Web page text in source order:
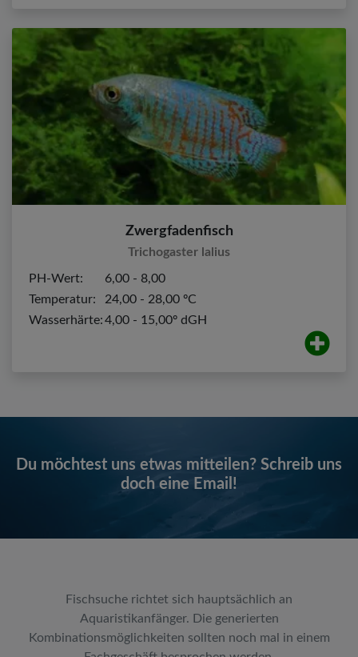
Zwergfadenfisch
Trichogaster lalius
PH-Wert:
6,00 - 8,00
Temperatur:
24,00 - 28,00 ºC
Wasserhärte:4,00 - 15,00º dGH
Du möchtest uns etwas mitteilen? Schreib uns
doch eine Email!
Fischsuche richtet sich hauptsächlich an
Aquaristikanfänger. Die generierten
Kombinationsmöglichkeiten sollten noch mal in einem